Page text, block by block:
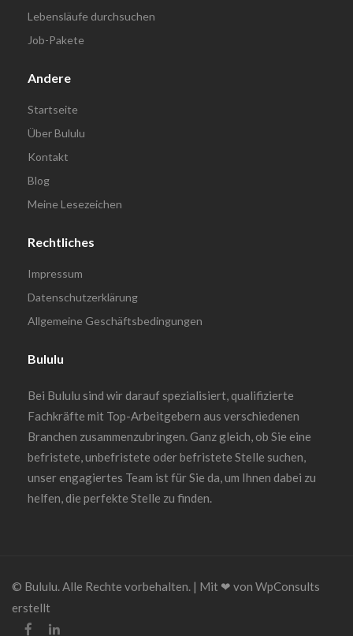
Lebensläufe durchsuchen
Job-Pakete
Andere
Startseite
Über Bululu
Kontakt
Blog
Meine Lesezeichen
Rechtliches
Impressum
Datenschutzerklärung
Allgemeine Geschäftsbedingungen
Bululu
Bei Bululu sind wir darauf spezialisiert, qualifizierte
Fachkräfte mit Top-Arbeitgebern aus verschiedenen
Branchen zusammenzubringen. Ganz gleich, ob Sie eine
befristete, unbefristete oder befristete Stelle suchen,
unser engagiertes Team ist für Sie da, um Ihnen dabei zu
helfen, die perfekte Stelle zu finden.
© Bululu. Alle Rechte vorbehalten. | Mit ❤︎ von WpConsults
erstellt